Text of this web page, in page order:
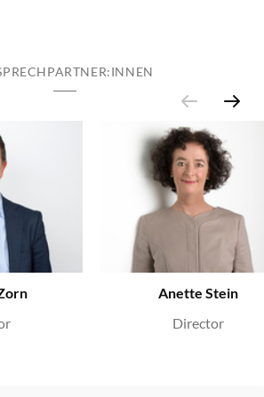
Anette Stein
Director